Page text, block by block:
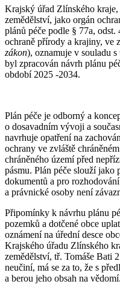
Krajský úřad Zlínského
zemědělství, jako orgán
plánů péče podle § 77a,
ochraně přírody a krajiny, ve
zákon), oznamuje v souladu
byl zpracován návrh plánu
období 2025 -2034.
Plán péče je odborný a
o dosavadním vývoji a
navrhuje opatření na
ochrany ve zvláště
chráněného území před
pásmu. Plán péče slouží
dokumentů a pro
a právnické osoby není
Připomínky k návrhu plánu
pozemků a dotčené obce
oznámení na úřední desce
Krajského úřadu Zlínského
zemědělství, tř. Tomáše Bati
neučiní, má se za to, že s
a berou jeho obsah na vědomí.